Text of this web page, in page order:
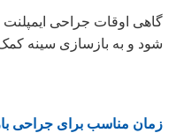
گاهی اوقات جراحی
شود و به بازسازی سینه
زمان مناسب برای جراحی